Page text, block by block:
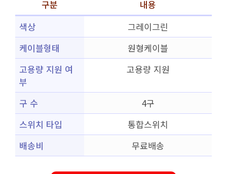
구분
내용
색상
그레이그린
케이블형태
원형케이블
고용량 지원 여
부
고용량 지원
구 수
4구
스위치 타입
통합스위치
배송비
무료배송